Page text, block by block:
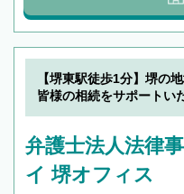
【堺東駅徒歩1分】堺の
皆様の相続をサポートい
弁護士法人法律
イ 堺オフィス